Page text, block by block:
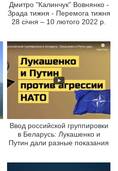
Дмитро "Калинчук" Вовнянко -
Зрада тижня - Перемога тижня
28 січня – 10 лютого 2022 р.
Ввод российской группировки
в Беларусь: Лукашенко и
Путин дали разные показания